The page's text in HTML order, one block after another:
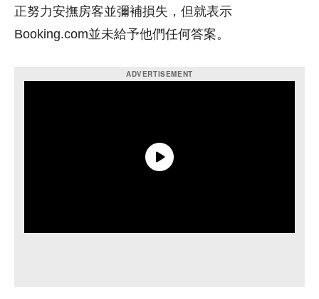
正努力安撫房客並彌補損失，但就表示
Booking.com並未給予他們任何答案。